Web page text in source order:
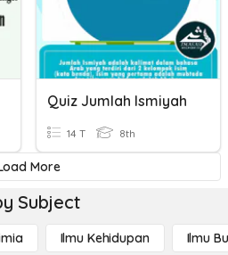
Quiz Jumlah Ismiyah
14 T 8th
More
Subject
Ilmu Kehidupan Ilmu